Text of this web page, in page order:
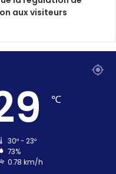
aux visiteurs
℃
30º - 23º
73%
0.78 km/h